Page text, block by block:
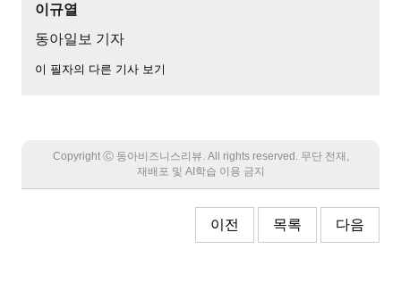
이규열
동아일보 기자
이 필자의 다른 기사 보기
Copyright Ⓒ 동아비즈니스리뷰. All rights reserved. 무단 전재,
재배포 및 AI학습 이용 금지
이전 목록 다음